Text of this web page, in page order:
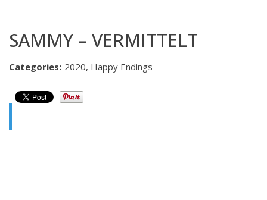
SAMMY – VERMITTELT
Categories: 2020, Happy Endings